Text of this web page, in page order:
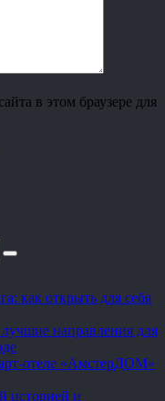
в этом браузере для
как открыть для себя
направления для
отеле «АмстерДОМ»
историей и